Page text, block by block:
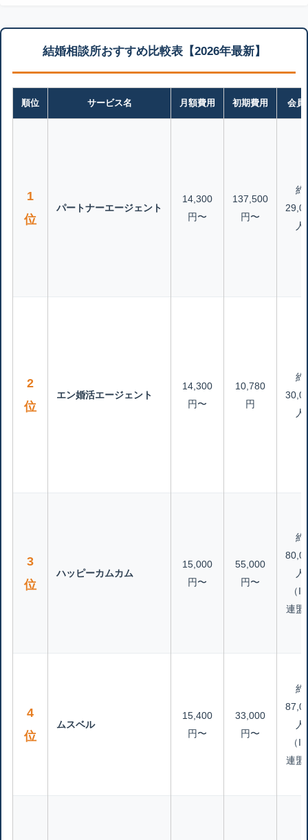
結婚相談所おすすめ比較表【2026年最新】
順位 サービス名 月額費用 初期費用 会員
1
位
パートナーエージェント
14,300
円〜
137,500
円〜
約
人
2
位
エン婚活エージェント
14,300
円〜
10,780
円
約
人
3
位
ハッピーカムカム
15,000
円〜
55,000
円〜
約
人
（
連盟
4
位
ムスベル
15,400
円〜
33,000
円〜
約
人
（
連盟